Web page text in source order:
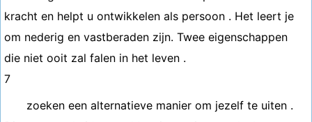
kracht en helpt u ontwikkelen als persoon . Het leert je
om nederig en vastberaden zijn. Twee eigenschappen
die niet ooit zal falen in het leven .
7
zoeken een alternatieve manier om jezelf te uiten .